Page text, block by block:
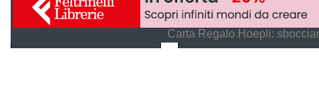
Carta Regalo Hoepli: